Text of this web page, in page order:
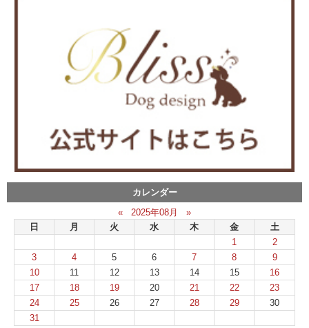
カレンダー
«
2025年08月
»
日
月 火 水 木 金
土
1
2
3
4 5 6 7 8
9
10
11 12 13 14 15
16
17
18 19 20 21 22
23
24
25 26 27 28 29
30
31